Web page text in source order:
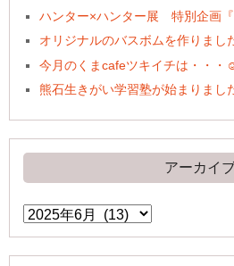
ハンター×ハンター展 特別企画『
オリジナルのバスボムを作りまし
今月のくまcafeツキイチは・・・
熊石生きがい学習塾が始まりまし
アーカイ
ア
ー
イ